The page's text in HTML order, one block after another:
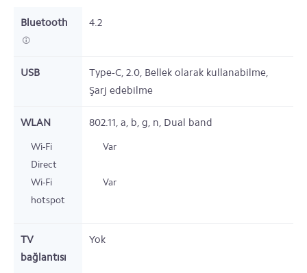
Bluetooth 4.2
USB Type-C, 2.0, Bellek olarak kullanabilme,
Şarj edebilme
WLAN 802.11, a, b, g, n, Dual band
Wi-Fi
Direct
Var
Wi-Fi
hotspot
Var
TV
bağlantısı
Yok